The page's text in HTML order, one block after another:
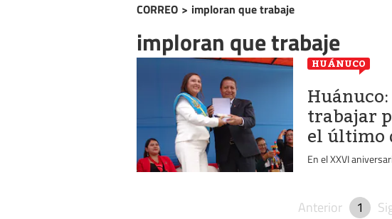
CORREO > imploran que trabaje
imploran que trabaje
HUÁNUCO
trabajar
el último
En el XXVI
Anterior 1